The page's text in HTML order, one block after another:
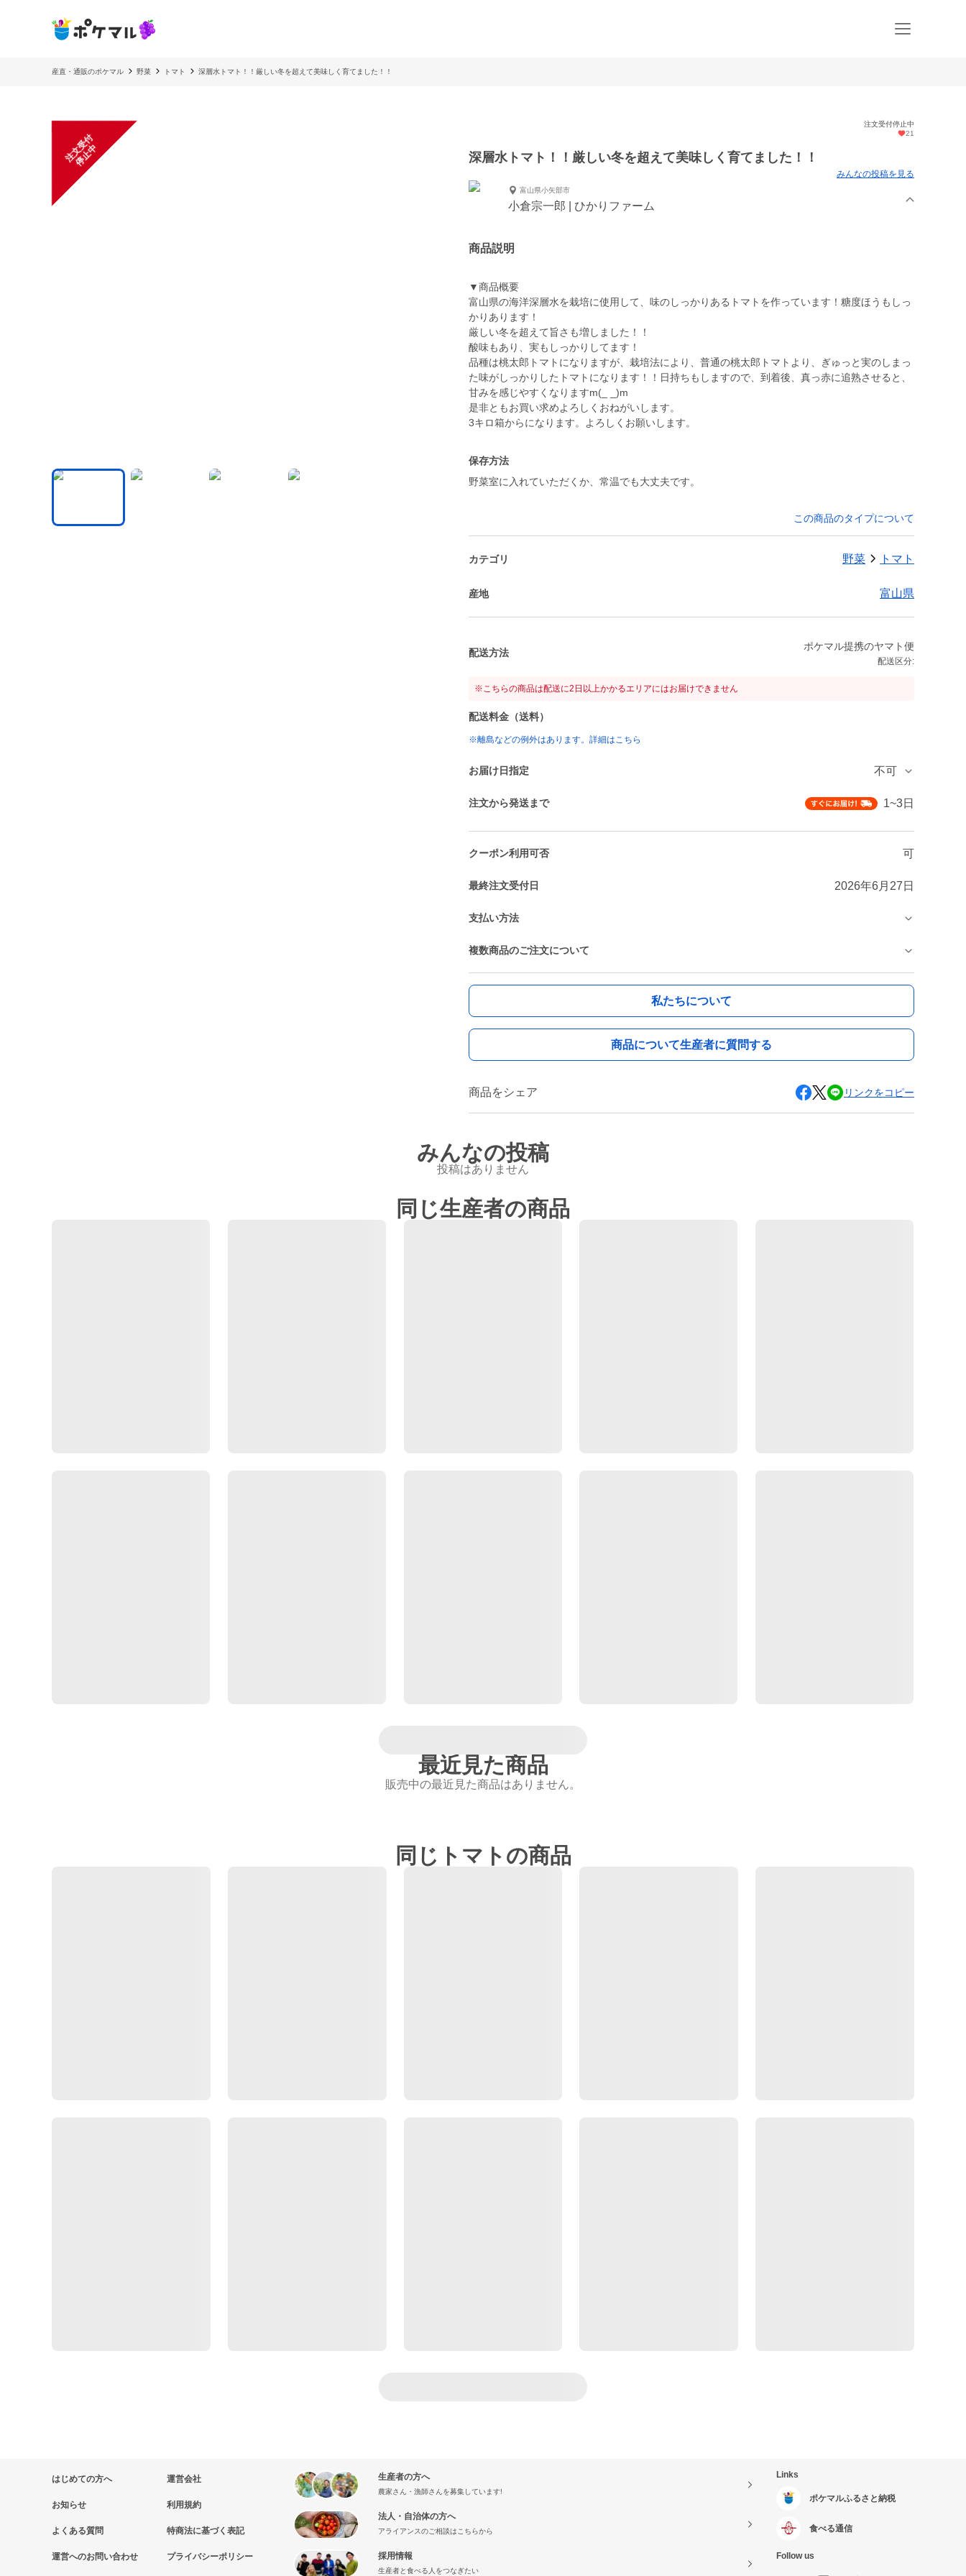
産直・通販のポケマル 野菜 トマト 深層水トマト！！厳しい冬を超えて美味しく育てました！！
注
文
受
付
停
止
中
注文受付停止中
21
深層水トマト！！厳しい冬を超えて美味しく育てました！！
みんなの投稿を見る
富山県小矢部市
小倉宗一郎 | ひかりファーム
商品説明
▼商品概要
富山県の海洋深層水を栽培に使用して、味のしっかりあるトマトを作っています！糖度ほうもしっ
かりあります！
厳しい冬を超えて旨さも増しました！！
酸味もあり、実もしっかりしてます！
品種は桃太郎トマトになりますが、栽培法により、普通の桃太郎トマトより、ぎゅっと実のしまっ
た味がしっかりしたトマトになります！！日持ちもしますので、到着後、真っ赤に追熟させると、
甘みを感じやすくなりますm(_ _)m
是非ともお買い求めよろしくおねがいします。
保存方法
野菜室に入れていただくか、常温でも大丈夫です。
この商品のタイプについて
カテゴリ 野菜 トマト
産地 富山県
配送方法
ポケマル提携のヤマト便
配送区分:
※こちらの商品は配送に2日以上かかるエリアにはお届けできません
配送料金（送料）
※離島などの例外はあります。詳細はこちら
お届け日指定 不可
注文から発送まで 1~3日
クーポン利用可否 可
最終注文受付日 2026年6月27日
支払い方法
複数商品のご注文について
私たちについて
商品について生産者に質問する
商品をシェア リンクをコピー
みんなの投稿
投稿はありません
同じ生産者の商品
最近見た商品
販売中の最近見た商品はありません。
同じトマトの商品
はじめての方へ
お知らせ
よくある質問
運営へのお問い合わせ
運営会社
利用規約
特商法に基づく表記
プライバシーポリシー
生産者の方へ
農家さん・漁師さんを募集しています!
法人・自治体の方へ
アライアンスのご相談はこちらから
採用情報
生産者と食べる人をつなぎたい
Links
ポケマルふるさと納税
食べる通信
Follow us